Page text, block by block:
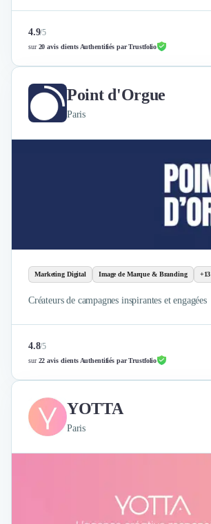
4.9/5
sur20 avis clients Authentifiés par Trustfolio
Point d'Orgue
Paris
Marketing Digital Image de Marque & Branding +13
Créateurs de campagnes inspirantes et engagées
4.8/5
sur22 avis clients Authentifiés par Trustfolio
YOTTA
Paris